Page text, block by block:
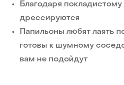
Благодаря покладистому
дрессируются
Папильоны любят лаять
готовы к шумному
вам не подойдут